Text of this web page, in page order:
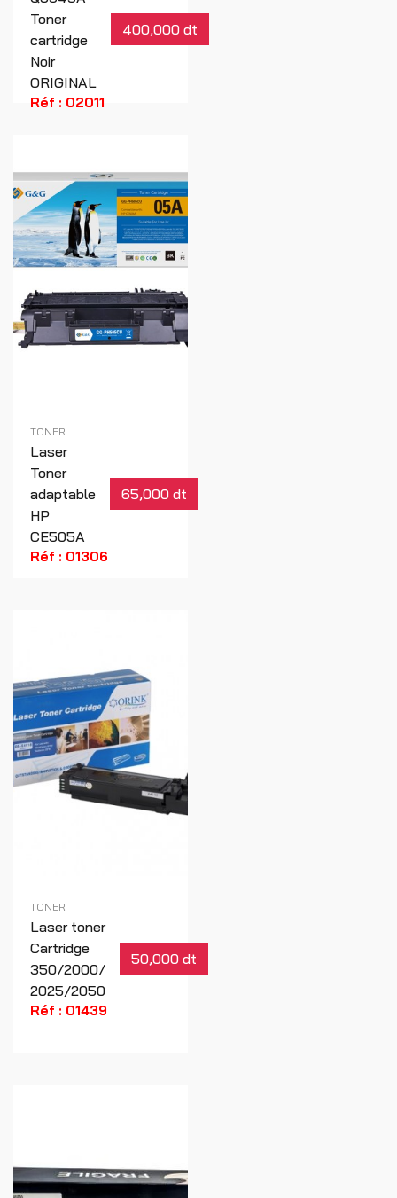
Toner
cartridge
Noir
ORIGINAL
400,000 dt
Réf : 02011
TONER
Laser
Toner
adaptable
HP
CE505A
65,000 dt
Réf : 01306
TONER
Laser toner
Cartridge
350/2000/
2025/2050
50,000 dt
Réf : 01439